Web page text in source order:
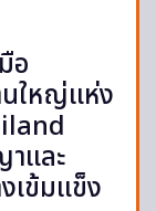
อ
ใหญ่แห่ง
และ
เข้มแข็ง